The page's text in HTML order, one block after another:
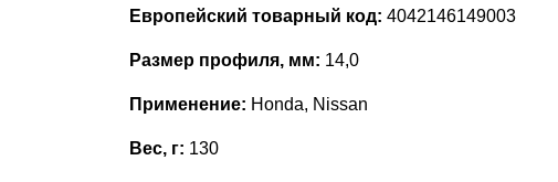
Европейский товарный код: 4042146149003
Размер профиля, мм: 14,0
Применение: Honda, Nissan
Вес, г: 130